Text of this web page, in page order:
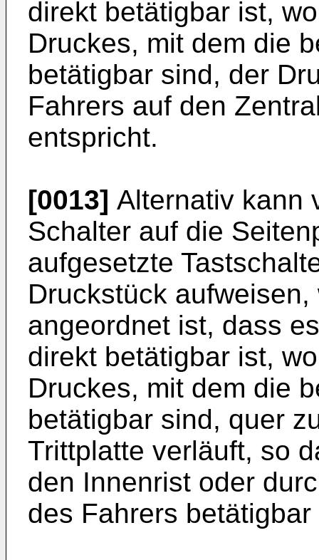
direkt betätigbar ist,
Druckes, mit dem die
betätigbar sind, der
Fahrers auf den
entspricht.
[0013] Alternativ kann
Schalter auf die
aufgesetzte
Druckstück
angeordnet ist, dass
direkt betätigbar ist,
Druckes, mit dem die
betätigbar sind, quer
Trittplatte verläuft, so
den Innenrist oder
des Fahrers betätigbar